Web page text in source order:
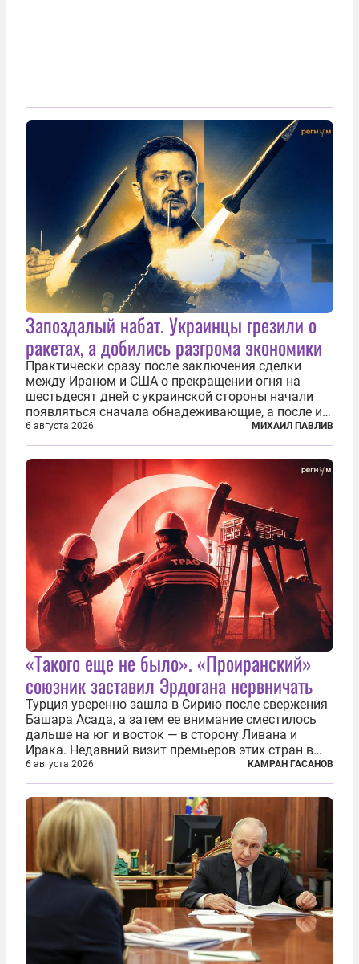
Запоздалый набат. Украинцы грезили о
ракетах, а добились разгрома экономики
Практически сразу после заключения сделки
между Ираном и США о прекращении огня на
шестьдесят дней с украинской стороны начали
появляться сначала обнадеживающие, а после и
вовсе бравурные заявления про некий «перелом»
в войне. Вероятно, в сознании первых лиц
киевского режима и стоящих за ними...
6 августа 2026 МИХАИЛ ПАВЛИВ
«Такого еще не было». «Проиранский»
союзник заставил Эрдогана нервничать
Турция уверенно зашла в Сирию после свержения
Башара Асада, а затем ее внимание сместилось
дальше на юг и восток — в сторону Ливана и
Ирака. Недавний визит премьеров этих стран в
Анкару, договоры об участии турецкой компании
TPAO в разработке нефти иракского Киркука и
«Дороги развития» подтверждают...
6 августа 2026 КАМРАН ГАСАНОВ